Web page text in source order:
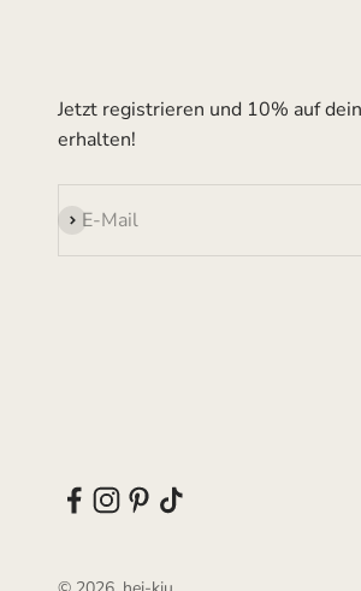
Jetzt registrieren und 10% auf
erhalten!
E-Mail
Abonnieren